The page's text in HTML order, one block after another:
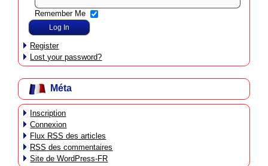
Remember Me
Register
Lost your password?
Méta
Inscription
Connexion
Flux RSS des articles
RSS des commentaires
Site de WordPress-FR